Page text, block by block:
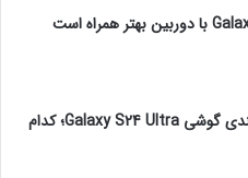
بررسی رنگ بندی گوشی Galaxy S24 Ultra؛ کدام